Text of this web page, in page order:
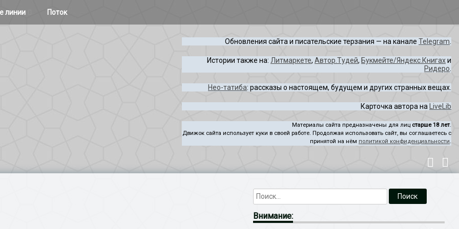
линии Поток
Обновления сайта и писательские терзания — на канале Telegram
Истории также на: Литмаркете, Автор.Тудей, Букмейте/Яндекс.Книгахи
Ридеро
Нео-татиба: рассказы о настоящем, будущем и других странных вещах.
Карточка автора на LiveLib
Материалы сайта предназначены для лиц старше 18 лет.
Движок сайта использует куки в своей работе. Продолжая использовать сайт, вы соглашаетесь с
принятой на нём политикой конфиденциальности.
Внимание: